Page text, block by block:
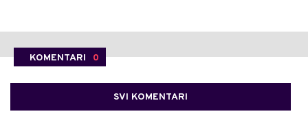
KOMENTARI 0
SVI KOMENTARI